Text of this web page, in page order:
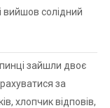
вийшов солідний
зайшли двоє
за
хлопчик відповів,